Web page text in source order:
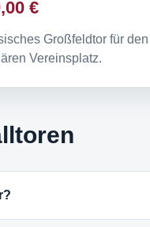
€
Großfeldtor für den
Vereinsplatz.